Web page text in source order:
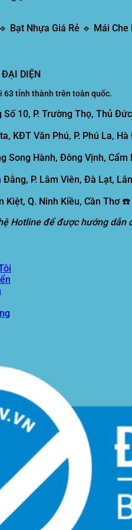
🔹 Bạt Nhựa Giá Rẻ 🔹 Mái
ĐẠI DIỆN
63 tỉnh thành trên toàn quốc.
10, P. Trường Thọ, Thủ
KĐT Văn Phú, P. Phú La,
Song Hành, Đông Vịnh,
Đằng, P. Lâm Viên, Đà Lạt,
Kiệt, Q. Ninh Kiều, Cần Thơ
Hotline để được hướng dẫn